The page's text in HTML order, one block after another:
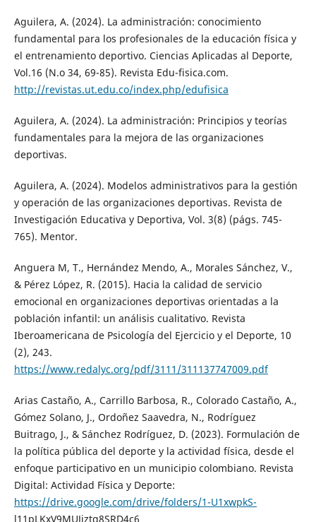
Aguilera, A. (2024). La administración: conocimiento
fundamental para los profesionales de la educación física y
el entrenamiento deportivo. Ciencias Aplicadas al Deporte,
Vol.16 (N.o 34, 69-85). Revista Edu-fisica.com.
http://revistas.ut.edu.co/index.php/edufisica
Aguilera, A. (2024). La administración: Principios y teorías
fundamentales para la mejora de las organizaciones
deportivas.
Aguilera, A. (2024). Modelos administrativos para la gestión
y operación de las organizaciones deportivas. Revista de
Investigación Educativa y Deportiva, Vol. 3(8) (págs. 745-
765). Mentor.
Anguera M, T., Hernández Mendo, A., Morales Sánchez, V.,
& Pérez López, R. (2015). Hacia la calidad de servicio
emocional en organizaciones deportivas orientadas a la
población infantil: un análisis cualitativo. Revista
Iberoamericana de Psicología del Ejercicio y el Deporte, 10
(2), 243.
https://www.redalyc.org/pdf/3111/311137747009.pdf
Arias Castaño, A., Carrillo Barbosa, R., Colorado Castaño, A.,
Gómez Solano, J., Ordoñez Saavedra, N., Rodríguez
Buitrago, J., & Sánchez Rodríguez, D. (2023). Formulación de
la política pública del deporte y la actividad física, desde el
enfoque participativo en un municipio colombiano. Revista
Digital: Actividad Física y Deporte:
https://drive.google.com/drive/folders/1-U1xwpkS-
l11pLKxV9MUJjztg8SRD4c6